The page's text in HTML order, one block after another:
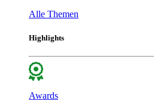
Alle Themen
Highlights
Awards